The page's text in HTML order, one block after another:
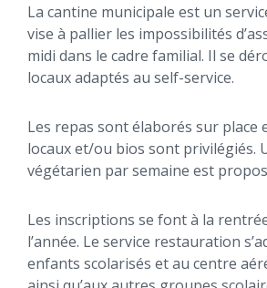
La cantine municipale est un
vise à pallier les impossibilités
midi dans le cadre familial. Il se
locaux adaptés au self-service.
Les repas sont élaborés sur place
locaux et/ou bios sont privilégiés.
végétarien par semaine est
Les inscriptions se font à la
l’année. Le service restauration
enfants scolarisés et au centre